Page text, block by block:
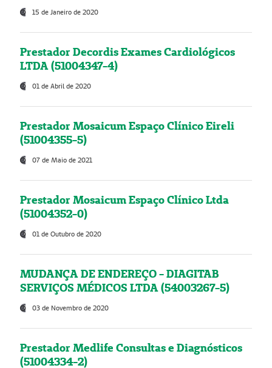
15 de Janeiro de 2020
Prestador Decordis Exames Cardiológicos
LTDA (51004347-4)
01 de Abril de 2020
Prestador Mosaicum Espaço Clínico Eireli
(51004355-5)
07 de Maio de 2021
Prestador Mosaicum Espaço Clínico Ltda
(51004352-0)
01 de Outubro de 2020
MUDANÇA DE ENDEREÇO - DIAGITAB
SERVIÇOS MÉDICOS LTDA (54003267-5)
03 de Novembro de 2020
Prestador Medlife Consultas e Diagnósticos
(51004334-2)